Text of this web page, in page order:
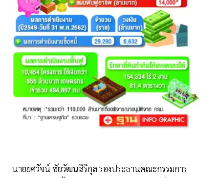
นายยศวัจน์ ชัยวัฒนสิริกุล รองประธานคณะกรรมการ